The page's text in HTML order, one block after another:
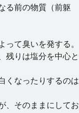
る前の物質（前躯
って臭いを発する。
残りは塩分を中心と
くなったりするのは
、そのままにしてお